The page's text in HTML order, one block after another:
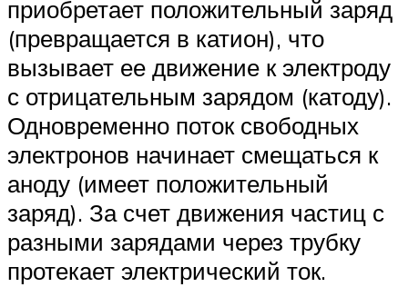
приобретает положительный заряд
(превращается в катион), что
вызывает ее движение к электроду
с отрицательным зарядом (катоду).
Одновременно поток свободных
электронов начинает смещаться к
аноду (имеет положительный
заряд). За счет движения частиц с
разными зарядами через трубку
протекает электрический ток.